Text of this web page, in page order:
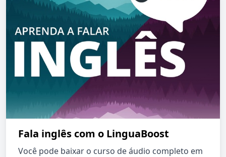
Fala inglês com o LinguaBoost
Você pode baixar o curso de áudio completo em